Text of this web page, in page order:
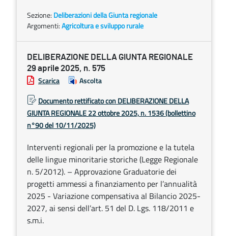
Sezione: Deliberazioni della Giunta regionale
Argomenti:Agricoltura e sviluppo rurale
DELIBERAZIONE DELLA GIUNTA REGIONALE
29 aprile 2025, n. 575
Scarica
Ascolta
Documento rettificato con DELIBERAZIONE DELLA
GIUNTA REGIONALE 22 ottobre 2025, n. 1536 (bollettino
n°90 del 10/11/2025)
Interventi regionali per la promozione e la tutela
delle lingue minoritarie storiche (Legge Regionale
n. 5/2012). – Approvazione Graduatorie dei
progetti ammessi a finanziamento per l’annualità
2025 - Variazione compensativa al Bilancio 2025-
2027, ai sensi dell’art. 51 del D. Lgs. 118/2011 e
s.m.i.